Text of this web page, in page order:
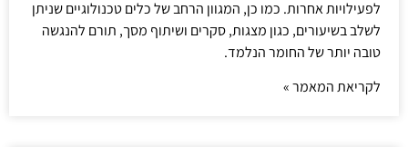
לפעילויות אחרות. כמו כן, המגוון הרחב של כלים טכנולוגיים שניתן
לשלב בשיעורים, כגון מצגות, סקרים ושיתוף מסך, תורם להנגשה
טובה יותר של החומר הנלמד.
לקריאת המאמר »